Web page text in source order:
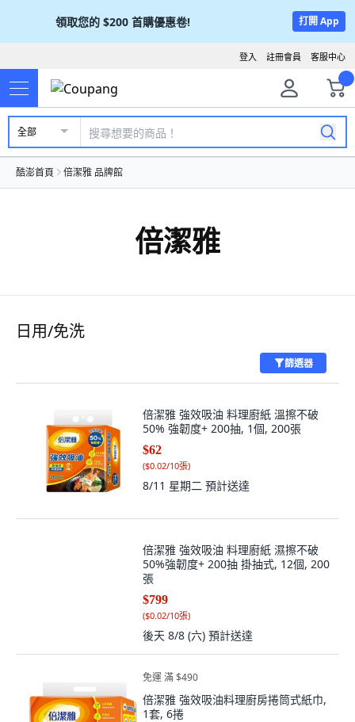
領取您的 $200 首購優惠卷! 打開 App
客服中心
註冊會員
登入
全部
酷澎首頁 倍潔雅 品牌館
倍潔雅
日用/免洗
篩選器
倍潔雅 強效吸油 料理廚紙 溫擦不破
50% 強韌度+ 200抽, 1個, 200張
$62
($0.02/10張)
8/11 星期二 預計送達
倍潔雅 強效吸油 料理廚紙 濕擦不破
50%強韌度+ 200抽 掛抽式, 12個, 200
張
$799
($0.02/10張)
後天 8/8 (六) 預計送達
免運 滿 $490
倍潔雅 強效吸油料理廚房捲筒式紙巾,
1套, 6捲